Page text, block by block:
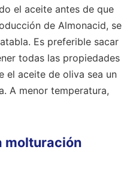
el aceite antes de que
de Almonacid, se
Es preferible sacar
todas las propiedades
el aceite de oliva sea un
A menor temperatura,
molturación